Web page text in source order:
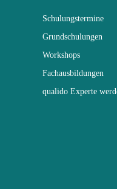
Schulungstermine
Grundschulungen
Workshops
Fachausbildungen
qualido Experte